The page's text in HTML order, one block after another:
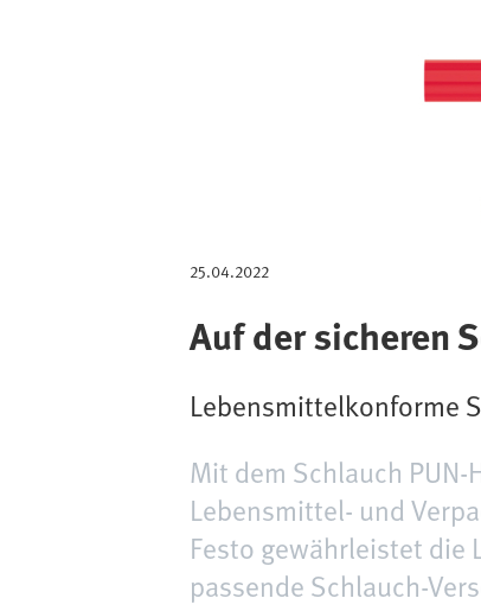
n
25.04.2022
Auf der sicheren
Lebensmittelkonforme
Mit dem Schlauch
Lebensmittel- und
Festo gewährleistet
passende Schlauch-